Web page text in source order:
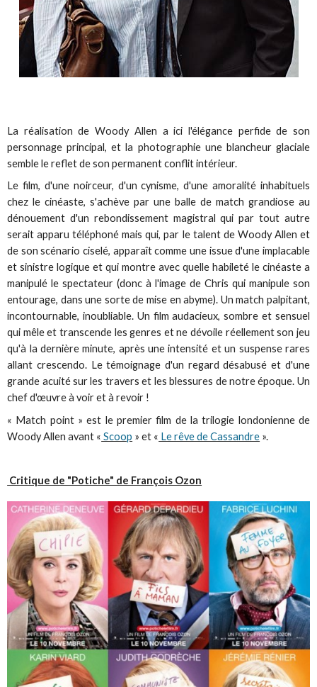
La réalisation de Woody Allen a ici l'élégance perfide de son
personnage principal, et la photographie une blancheur glaciale
semble le reflet de son permanent conflit intérieur.
Le film, d'une noirceur, d'un cynisme, d'une amoralité inhabituels
chez le cinéaste, s'achève par une balle de match grandiose au
dénouement d'un rebondissement magistral qui par tout autre
serait apparu téléphoné mais qui, par le talent de Woody Allen et
de son scénario ciselé, apparaît comme une issue d'une implacable
et sinistre logique et qui montre avec quelle habileté le cinéaste a
manipulé le spectateur (donc à l'image de Chris qui manipule son
entourage, dans une sorte de mise en abyme). Un match palpitant,
incontournable, inoubliable. Un film audacieux, sombre et sensuel
qui mêle et transcende les genres et ne dévoile réellement son jeu
qu'à la dernière minute, après une intensité et un suspense rares
allant crescendo. Le témoignage d'un regard désabusé et d'une
grande acuité sur les travers et les blessures de notre époque. Un
chef d'œuvre à voir et à revoir !
« Match point » est le premier film de la trilogie londonienne de
Woody Allen avant « Scoop » et « Le rêve de Cassandre ».
Critique de "Potiche" de François Ozon